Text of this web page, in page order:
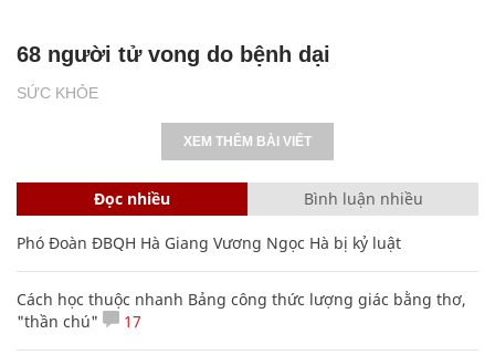
SỨC KHỎE
68 người tử vong do bệnh dại
XEM THÊM BÀI VIẾT
Đọc nhiều Bình luận nhiều
Phó Đoàn ĐBQH Hà Giang Vương Ngọc Hà bị kỷ luật
Cách học thuộc nhanh Bảng công thức lượng giác bằng thơ,
"thần chú"
17